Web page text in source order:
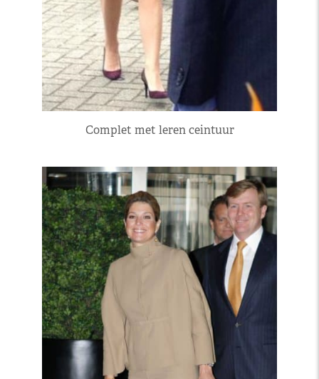
Complet met leren ceintuur